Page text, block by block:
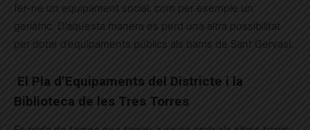
fer-ne un equipament social, com per exemple un
geriàtric. D’aquesta manera es perd una altra possibilitat
per dotar d’equipaments públics als barris de Sant Gervasi.
El Pla d’Equipaments del Districte i la
Biblioteca de les Tres Torres